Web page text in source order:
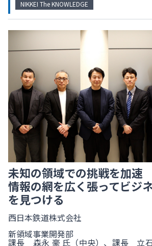
NIKKEI The KNOWLEDGE
未知の領域での挑戦を加速
情報の網を広く張ってビジ
を見つける
西日本鉄道株式会社
新領域事業開発部
課長 森永 豪 氏（中央）、課長 立